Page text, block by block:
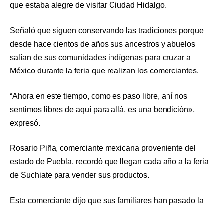
que estaba alegre de visitar Ciudad Hidalgo.
Señaló que siguen conservando las tradiciones porque
desde hace cientos de años sus ancestros y abuelos
salían de sus comunidades indígenas para cruzar a
México durante la feria que realizan los comerciantes.
“Ahora en este tiempo, como es paso libre, ahí nos
sentimos libres de aquí para allá, es una bendición»,
expresó.
Rosario Piña, comerciante mexicana proveniente del
estado de Puebla, recordó que llegan cada año a la feria
de Suchiate para vender sus productos.
Esta comerciante dijo que sus familiares han pasado la